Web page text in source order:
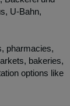
Arzt, Apotheke,
und
U-Bahn,
pharmacies,
bakeries,